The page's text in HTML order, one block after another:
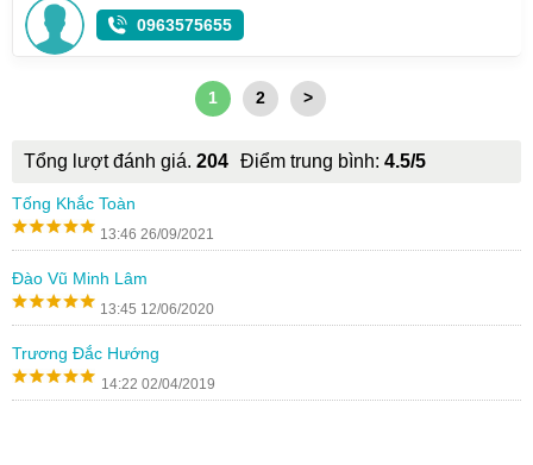
0963575655
1 2 >
Tổng lượt đánh giá. 204 Điểm trung bình: 4.5/5
Tống Khắc Toàn
13:46 26/09/2021
Đào Vũ Minh Lâm
13:45 12/06/2020
Trương Đắc Hướng
14:22 02/04/2019